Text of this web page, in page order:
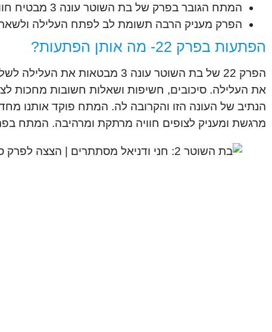
המתח הגובר בפרק של בת השוטר עונה 3 מבטיח חוויה מרהיבה ומרתקת.
הפרק מעניק הרבה תשומת לב לפתח העלילה
הפתעות בפרק 22- מה אותן הפתעות?
הפרק 22 של בת השוטר עונה 3
את העלילה. סיכובים, חשיפות ושאלות חשובות מחכות
הנתיב של העונה הזו והקרובה לה. המתח פוקד אותנו
מרגשת ומעניק לצופים חוויה מרתקת ומרהיבה. המתח